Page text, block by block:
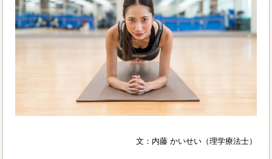
文：内藤 かいせい（理学療法士）